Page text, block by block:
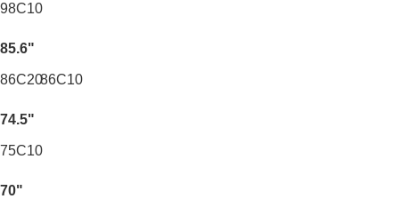
98C10
85.6"
86C2086C10
74.5"
75C10
70"